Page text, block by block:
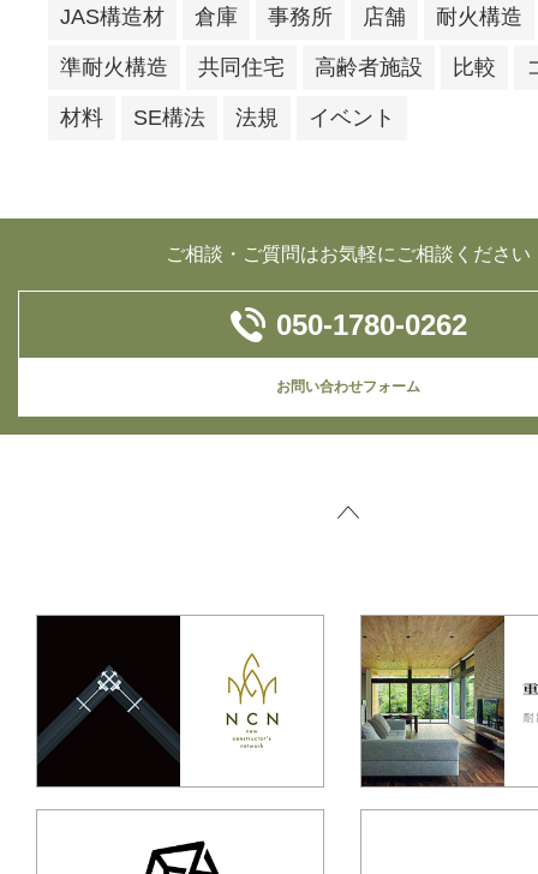
JAS構造材 倉庫 事務所 店舗 耐火構造
準耐火構造 共同住宅 高齢者施設 比較
材料 SE構法 法規 イベント
ご相談・ご質問はお気軽にご相談ください
050-1780-0262
お問い合わせフォーム